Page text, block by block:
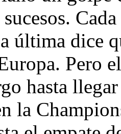
última dice
Pero
hasta
la